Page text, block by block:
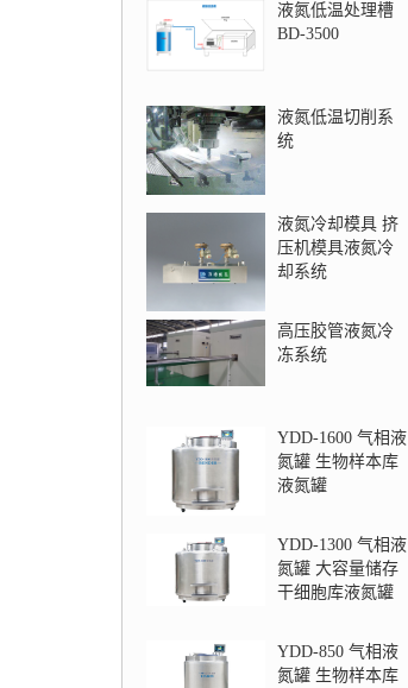
液氮低温处理槽
BD-3500
液氮低温切削系
统
液氮冷却模具 挤
压机模具液氮冷
却系统
高压胶管液氮冷
冻系统
YDD-1600 气相液
氮罐 生物样本库
液氮罐
YDD-1300 气相液
氮罐 大容量储存
干细胞库液氮罐
YDD-850 气相液
氮罐 生物样本库